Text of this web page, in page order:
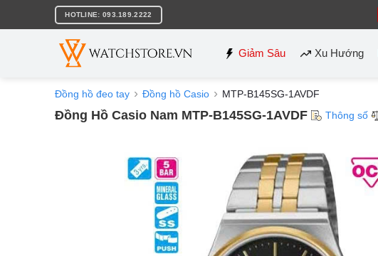
nội
HOTLINE: 093.189.2222
Giảm Sâu Xu Hướng
Đồng hồ đeo tay Đồng hồ Casio MTP-B145SG-1AVDF
Đồng Hồ Casio Nam MTP-B145SG-1AVDF Thông số